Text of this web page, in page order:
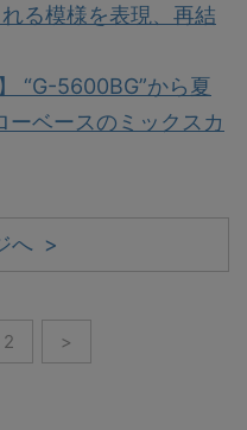
る模様を表現、再結
“G-5600BG”から夏
ベースのミックスカ
へ >
2 >